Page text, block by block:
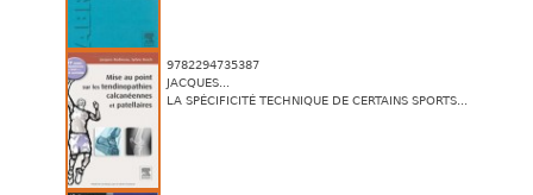
9782294735387
JACQUES...
LA SPÉCIFICITÉ TECHNIQUE DE CERTAINS SPORTS...